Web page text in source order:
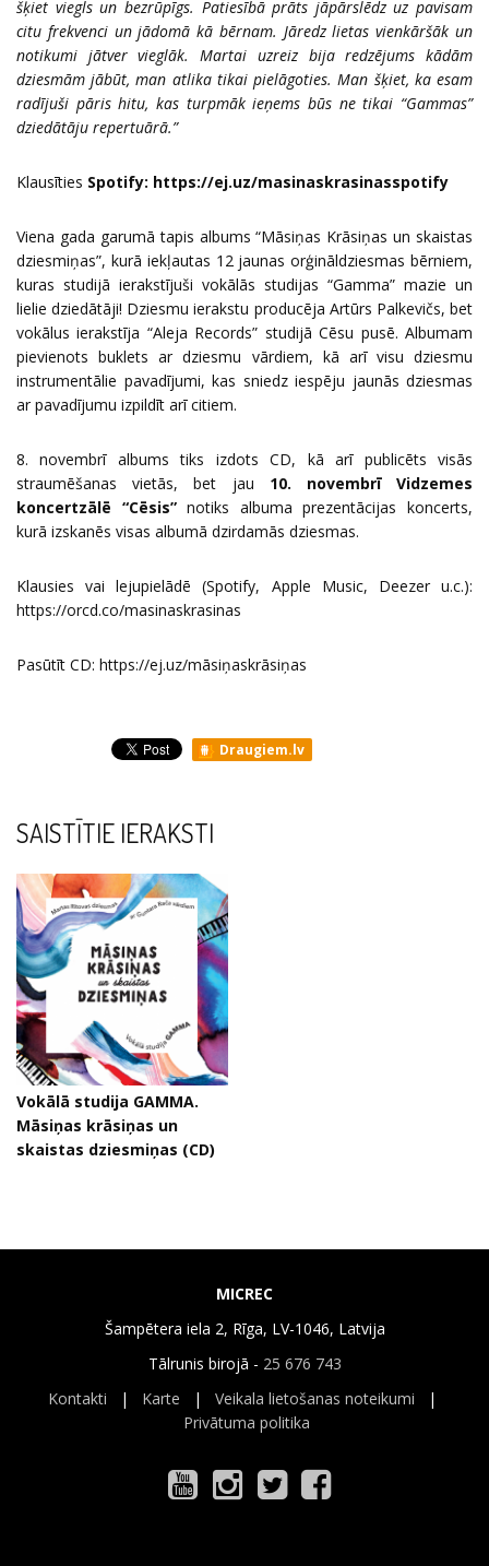
šķiet viegls un bezrūpīgs. Patiesībā prāts jāpārslēdz uz pavisam
citu frekvenci un jādomā kā bērnam. Jāredz lietas vienkāršāk un
notikumi jātver vieglāk. Martai uzreiz bija redzējums kādām
dziesmām jābūt, man atlika tikai pielāgoties. Man šķiet, ka esam
radījuši pāris hitu, kas turpmāk ieņems būs ne tikai “Gammas”
dziedātāju repertuārā.”
Klausīties Spotify: https://ej.uz/masinaskrasinasspotify
Viena gada garumā tapis albums “Māsiņas Krāsiņas un skaistas
dziesmiņas”, kurā iekļautas 12 jaunas orģināldziesmas bērniem,
kuras studijā ierakstījuši vokālās studijas “Gamma” mazie un
lielie dziedātāji! Dziesmu ierakstu producēja Artūrs Palkevičs, bet
vokālus ierakstīja “Aleja Records” studijā Cēsu pusē. Albumam
pievienots buklets ar dziesmu vārdiem, kā arī visu dziesmu
instrumentālie pavadījumi, kas sniedz iespēju jaunās dziesmas
ar pavadījumu izpildīt arī citiem.
8. novembrī albums tiks izdots CD, kā arī publicēts visās
straumēšanas vietās, bet jau 10. novembrī Vidzemes
koncertzālē “Cēsis”notiks albuma prezentācijas koncerts,
kurā izskanēs visas albumā dzirdamās dziesmas.
Klausies vai lejupielādē (Spotify, Apple Music, Deezer u.c.):
https://orcd.co/masinaskrasinas
Pasūtīt CD: https://ej.uz/māsiņaskrāsiņas
Draugiem.lv
SAISTĪTIE IERAKSTI
Vokālā studija GAMMA.
Māsiņas krāsiņas un
skaistas dziesmiņas (CD)
MICREC
Šampētera iela 2, Rīga, LV-1046, Latvija
Tālrunis birojā - 25 676 743
Kontakti | Karte | Veikala lietošanas noteikumi |
Privātuma politika